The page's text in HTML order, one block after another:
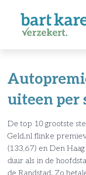
uiteen per
De top 10 grootste
Geld.nl flinke
(133,67) en Den
duur als in de